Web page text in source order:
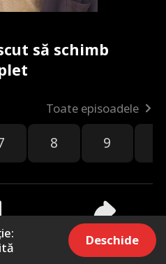
să schimb
Toate episoadele
8 9
Distribuie
Deschide